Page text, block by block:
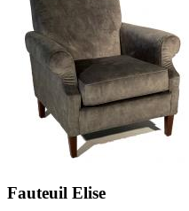
Fauteuil Elise